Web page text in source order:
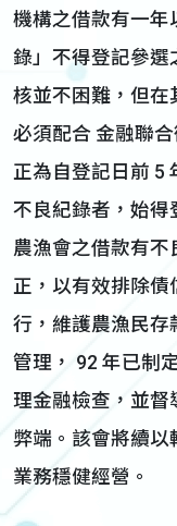
機構之借款有一年
錄」不得登記參選
核並不困難，但在
必須配合 金融聯
正為自登記日前 5
不良紀錄者，始得
農漁會之借款有不
正，以有效排除債
行，維護農漁民存
管理， 92 年已制
理金融檢查，並督
弊端。該會將續以
業務穩健經營。